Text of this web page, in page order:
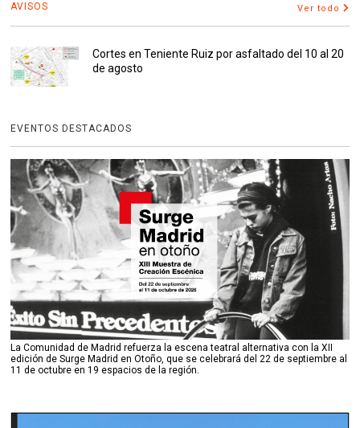
AVISOS Ver todo
Cortes en Teniente Ruiz por asfaltado del 10 al 20
de agosto
EVENTOS DESTACADOS
La Comunidad de Madrid refuerza la escena teatral alternativa con la XII
edición de Surge Madrid en Otoño, que se celebrará del 22 de septiembre al
11 de octubre en 19 espacios de la región.